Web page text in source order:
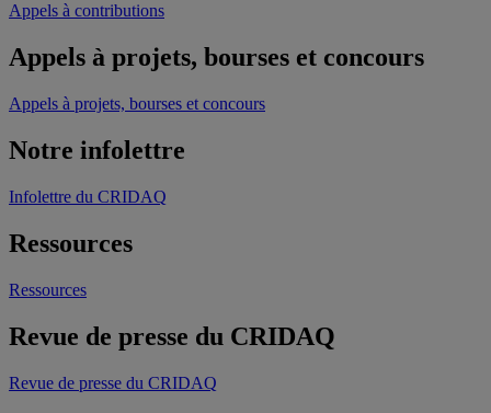
Appels à contributions
Appels à projets, bourses et concours
Appels à projets, bourses et concours
Notre infolettre
Infolettre du CRIDAQ
Ressources
Ressources
Revue de presse du CRIDAQ
Revue de presse du CRIDAQ